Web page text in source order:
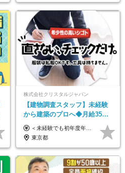
株式会社クリスタルジャパン
【建物調査スタッフ】未経験
から建築のプロへ◆月給35万
円～＋賞与年2回◆官公庁・
UR直取引◆残業月10h
＜未経験でも初年度年収490万円～＞ ◆月給35万円～65万円＋賞与年2回（7月・12月） 【なぜ未経験に35万円を払えるのか】 UR都市機構様・日本郵政様・官公庁との直取引で中間マージンがなく、修繕・緊急対応だけで年4,000～5,000件。仕事が途切れない基盤があるため、調査を担う人材に相応の給与を支払えます。 【昇給について】 年齢や社歴ではなく、成長と貢献に応じて昇給する仕組みです。1回の昇給で年収100万円UPした社員もいます。 ※経験・スキルに応じて加給・優遇いたします ※試用期間3ヶ月（その間の給与・待遇に差異はありません） ※上記月給には、固定残業代（月45時間分／8.8万円～16.5万円）を含みます。超過分は別途全額支給します ※実際の残業は月平均10時間程度です。固定残業代は残業の有無にかかわらず全額支給します 【固定残業代について】 固定残業45時間分（88,000円～165,000円）を含む ※超過分は別途全額支給
東京都